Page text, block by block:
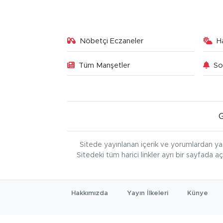
Nöbetçi Eczaneler
Tüm Manşetler
Sitede yayınlanan içerik ve yorumlardan
Sitedeki tüm harici linkler ayrı bir sayfada
Hakkımızda Yayın İlkeleri Künye